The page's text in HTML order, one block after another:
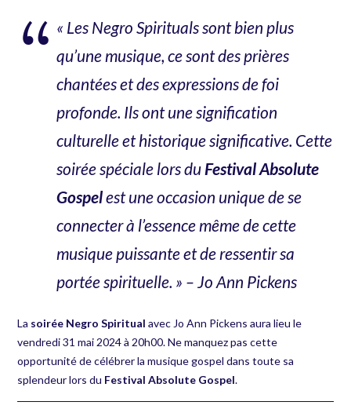
« Les Negro Spirituals sont bien plus
qu’une musique, ce sont des prières
chantées et des expressions de foi
profonde. Ils ont une signification
culturelle et historique significative. Cette
soirée spéciale lors du Festival Absolute
Gospelest une occasion unique de se
connecter à l’essence même de cette
musique puissante et de ressentir sa
portée spirituelle. » – Jo Ann Pickens
La soirée Negro Spiritual avec Jo Ann Pickens aura lieu le
vendredi 31 mai 2024 à 20h00. Ne manquez pas cette
opportunité de célébrer la musique gospel dans toute sa
splendeur lors du Festival Absolute Gospel.